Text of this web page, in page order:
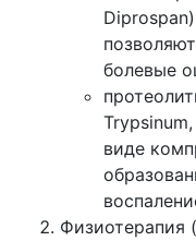
болевые
виде
Физиотерапия